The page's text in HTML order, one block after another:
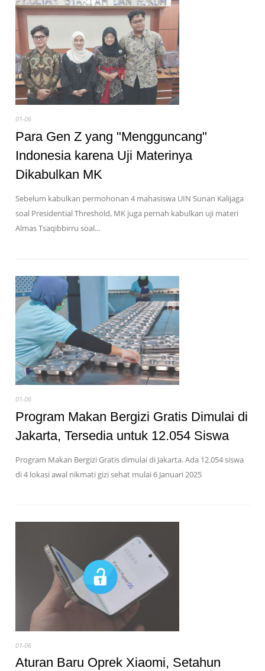
01-06
Para Gen Z yang "Mengguncang"
Indonesia karena Uji Materinya
Dikabulkan MK
Sebelum kabulkan permohonan 4 mahasiswa UIN Sunan Kalijaga
soal Presidential Threshold, MK juga pernah kabulkan uji materi
Almas Tsaqibbirru soal...
01-06
Program Makan Bergizi Gratis Dimulai di
Jakarta, Tersedia untuk 12.054 Siswa
Program Makan Bergizi Gratis dimulai di Jakarta. Ada 12.054 siswa
di 4 lokasi awal nikmati gizi sehat mulai 6 Januari 2025
01-06
Aturan Baru Oprek Xiaomi, Setahun